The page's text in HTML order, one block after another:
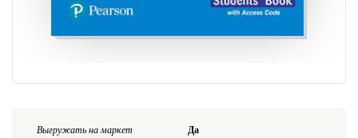
Выгружать на маркет Да